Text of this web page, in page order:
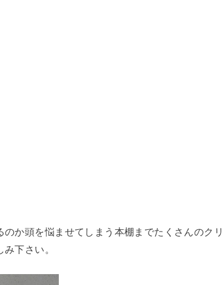
か頭を悩ませてしまう本棚までたくさんのクリ
下さい。